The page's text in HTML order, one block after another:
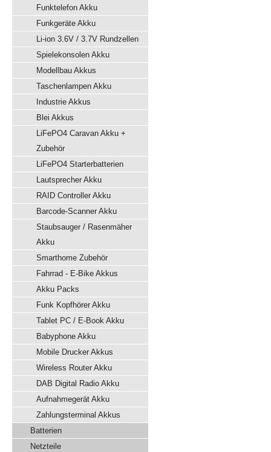
Funktelefon Akku
Funkgeräte Akku
Li-ion 3.6V / 3.7V Rundzellen
Spielekonsolen Akku
Modellbau Akkus
Taschenlampen Akku
Industrie Akkus
Blei Akkus
LiFePO4 Caravan Akku +
Zubehör
LiFePO4 Starterbatterien
Lautsprecher Akku
RAID Controller Akku
Barcode-Scanner Akku
Staubsauger / Rasenmäher
Akku
Smarthome Zubehör
Fahrrad - E-Bike Akkus
Akku Packs
Funk Kopfhörer Akku
Tablet PC / E-Book Akku
Babyphone Akku
Mobile Drucker Akkus
Wireless Router Akku
DAB Digital Radio Akku
Aufnahmegerät Akku
Zahlungsterminal Akkus
Batterien
Netzteile